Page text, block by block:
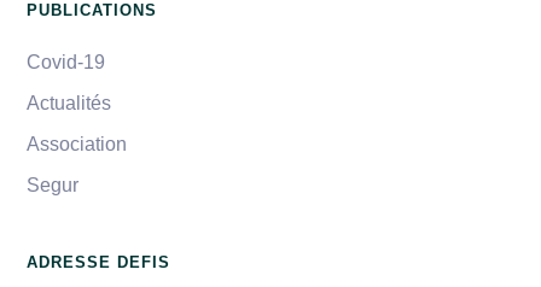
PUBLICATIONS
Covid-19
Actualités
Association
Segur
ADRESSE DEFIS